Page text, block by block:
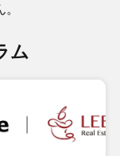
ム